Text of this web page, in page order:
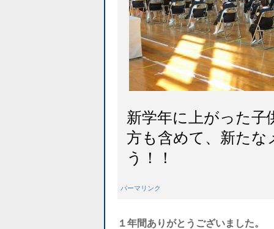
新学年に上がった子
方も含めて、新たな
う！！
パーマリンク
１年間ありがとうございました。